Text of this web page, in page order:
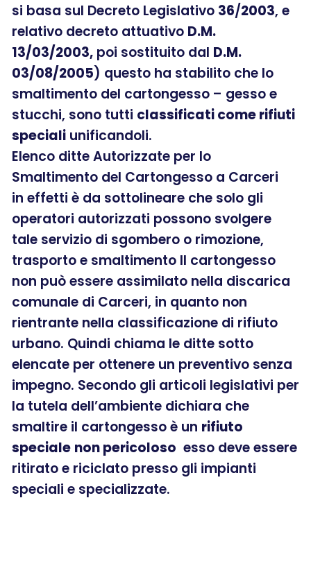
si basa sul Decreto Legislativo 36/2003, e
relativo decreto attuativo D.M.
13/03/2003, poi sostituito dal D.M.
03/08/2005) questo ha stabilito che lo
smaltimento del cartongesso – gesso e
stucchi, sono tutti classificati come rifiuti
speciali unificandoli.
Elenco ditte Autorizzate per lo
Smaltimento del Cartongesso a Carceri
in effetti è da sottolineare che solo gli
operatori autorizzati possono svolgere
tale servizio di sgombero o rimozione,
trasporto e smaltimento Il cartongesso
non può essere assimilato nella discarica
comunale di Carceri, in quanto non
rientrante nella classificazione di rifiuto
urbano. Quindi chiama le ditte sotto
elencate per ottenere un preventivo senza
impegno. Secondo gli articoli legislativi per
la tutela dell’ambiente dichiara che
smaltire il cartongesso è un rifiuto
speciale non pericoloso esso deve essere
ritirato e riciclato presso gli impianti
speciali e specializzate.